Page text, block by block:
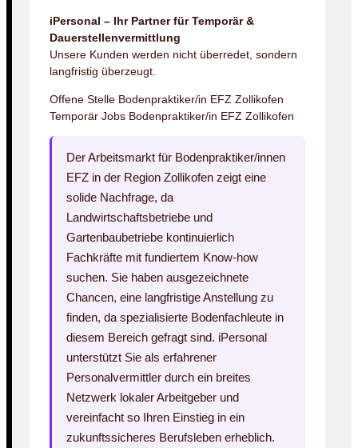
iPersonal – Ihr Partner für Temporär &
Dauerstellenvermittlung
Unsere Kunden werden nicht überredet, sondern
langfristig überzeugt.
Offene Stelle Bodenpraktiker/in EFZ Zollikofen
Temporär Jobs Bodenpraktiker/in EFZ Zollikofen
Der Arbeitsmarkt für Bodenpraktiker/innen
EFZ in der Region Zollikofen zeigt eine
solide Nachfrage, da
Landwirtschaftsbetriebe und
Gartenbaubetriebe kontinuierlich
Fachkräfte mit fundiertem Know-how
suchen. Sie haben ausgezeichnete
Chancen, eine langfristige Anstellung zu
finden, da spezialisierte Bodenfachleute in
diesem Bereich gefragt sind. iPersonal
unterstützt Sie als erfahrener
Personalvermittler durch ein breites
Netzwerk lokaler Arbeitgeber und
vereinfacht so Ihren Einstieg in ein
zukunftssicheres Berufsleben erheblich.